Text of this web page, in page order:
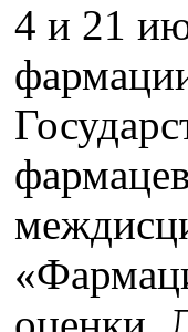
4 и 21